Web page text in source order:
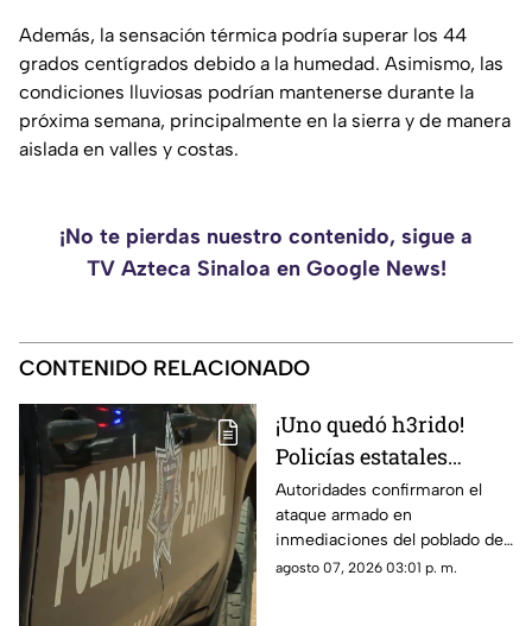
Además, la sensación térmica podría superar los 44
grados centígrados debido a la humedad. Asimismo, las
condiciones lluviosas podrían mantenerse durante la
próxima semana, principalmente en la sierra y de manera
aislada en valles y costas.
¡No te pierdas nuestro contenido, sigue a
TV Azteca Sinaloa en Google News!
CONTENIDO RELACIONADO
¡Uno quedó h3rido!
Policías estatales
fueron atac4dos a
bal4z0s al norte de
Mazatlán
Autoridades confirmaron el
ataque armado en
inmediaciones del poblado de
El Chilillo, al norte de Mazatlán
agosto 07, 2026 03:01 p. m.